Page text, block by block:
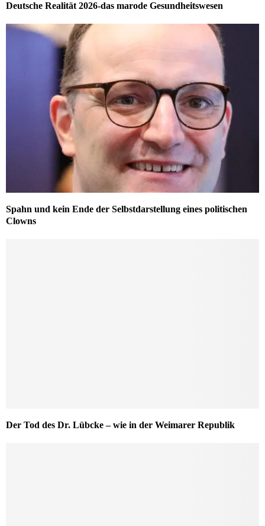
Deutsche Realität 2026-das marode Gesundheitswesen
Spahn und kein Ende der Selbstdarstellung eines politischen
Clowns
Der Tod des Dr. Lübcke – wie in der Weimarer Republik